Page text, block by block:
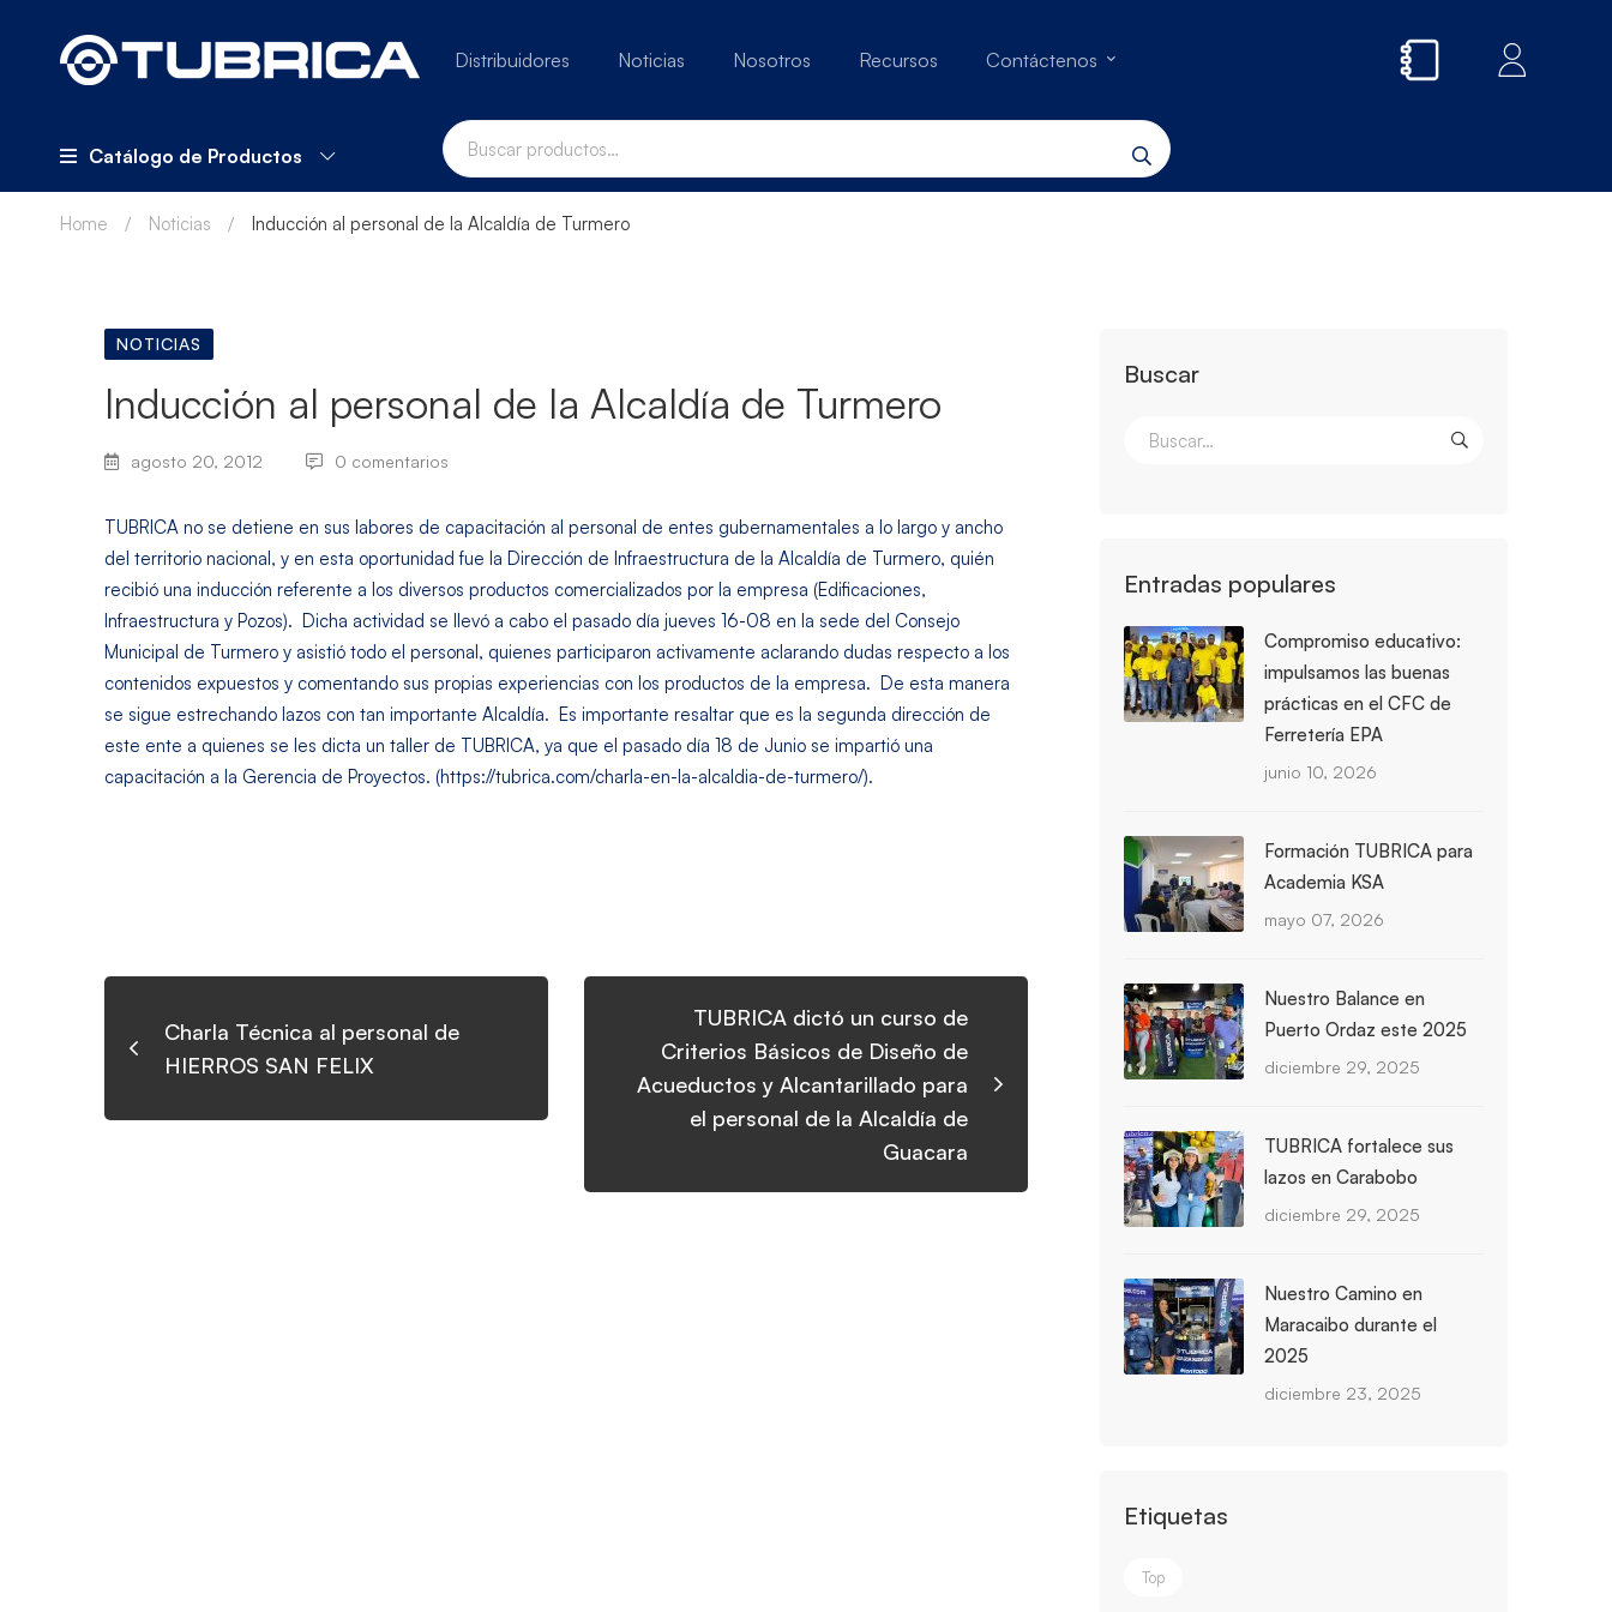
Distribuidores Noticias Nosotros Recursos Contáctenos
Catálogo de Productos
Home Noticias Inducción al personal de la Alcaldía de Turmero
NOTICIAS
Inducción al personal de la Alcaldía de Turmero
agosto 20, 2012 0 comentarios
TUBRICA no se detiene en sus labores de capacitación al personal de entes gubernamentales a lo largo y ancho
del territorio nacional, y en esta oportunidad fue la Dirección de Infraestructura de la Alcaldía de Turmero, quién
recibió una inducción referente a los diversos productos comercializados por la empresa (Edificaciones,
Infraestructura y Pozos). Dicha actividad se llevó a cabo el pasado día jueves 16-08 en la sede del Consejo
Municipal de Turmero y asistió todo el personal, quienes participaron activamente aclarando dudas respecto a los
contenidos expuestos y comentando sus propias experiencias con los productos de la empresa. De esta manera
se sigue estrechando lazos con tan importante Alcaldía. Es importante resaltar que es la segunda dirección de
este ente a quienes se les dicta un taller de TUBRICA, ya que el pasado día 18 de Junio se impartió una
capacitación a la Gerencia de Proyectos. (https://tubrica.com/charla-en-la-alcaldia-de-turmero/).
Charla Técnica al personal de
HIERROS SAN FELIX
TUBRICA dictó un curso de
Criterios Básicos de Diseño de
Acueductos y Alcantarillado para
el personal de la Alcaldía de
Guacara
Buscar
Entradas populares
Compromiso educativo:
impulsamos las buenas
prácticas en el CFC de
Ferretería EPA
junio 10, 2026
Formación TUBRICA para
Academia KSA
mayo 07, 2026
Nuestro Balance en
Puerto Ordaz este 2025
diciembre 29, 2025
TUBRICA fortalece sus
lazos en Carabobo
diciembre 29, 2025
Nuestro Camino en
Maracaibo durante el
2025
diciembre 23, 2025
Etiquetas
Top